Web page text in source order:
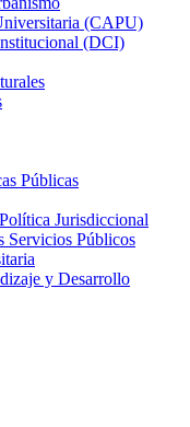
(CAPU)
(DCI)
Públicas
Jurisdiccional
Servicios Públicos
y Desarrollo